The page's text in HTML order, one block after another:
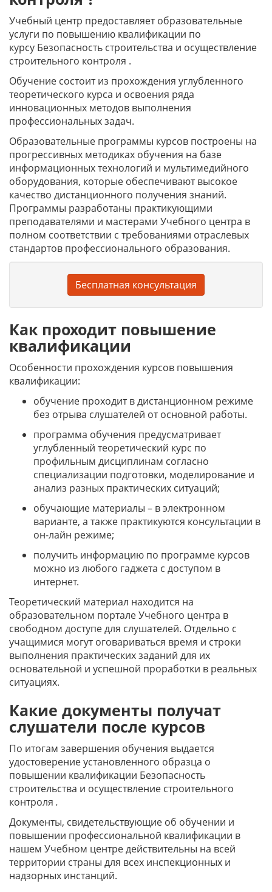
Учебный центр предоставляет образовательные
услуги по повышению квалификации по
курсу Безопасность строительства и осуществление
строительного контроля .
Обучение состоит из прохождения углубленного
теоретического курса и освоения ряда
инновационных методов выполнения
профессиональных задач.
Образовательные программы курсов построены на
прогрессивных методиках обучения на базе
информационных технологий и мультимедийного
оборудования, которые обеспечивают высокое
качество дистанционного получения знаний.
Программы разработаны практикующими
преподавателями и мастерами Учебного центра в
полном соответствии с требованиями отраслевых
стандартов профессионального образования.
Бесплатная консультация
Как проходит повышение
квалификации
Особенности прохождения курсов повышения
квалификации:
обучение проходит в дистанционном режиме
без отрыва слушателей от основной работы.
программа обучения предусматривает
углубленный теоретический курс по
профильным дисциплинам согласно
специализации подготовки, моделирование и
анализ разных практических ситуаций;
обучающие материалы – в электронном
варианте, а также практикуются консультации в
он-лайн режиме;
получить информацию по программе курсов
можно из любого гаджета с доступом в
интернет.
Теоретический материал находится на
образовательном портале Учебного центра в
свободном доступе для слушателей. Отдельно с
учащимися могут оговариваться время и строки
выполнения практических заданий для их
основательной и успешной проработки в реальных
ситуациях.
Какие документы получат
слушатели после курсов
По итогам завершения обучения выдается
удостоверение установленного образца о
повышении квалификации Безопасность
строительства и осуществление строительного
контроля .
Документы, свидетельствующие об обучении и
повышении профессиональной квалификации в
нашем Учебном центре действительны на всей
территории страны для всех инспекционных и
надзорных инстанций.